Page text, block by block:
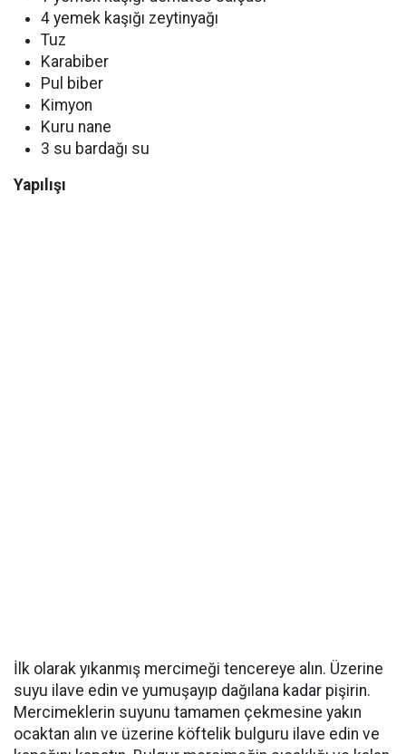
4 yemek kaşığı zeytinyağı
Tuz
Karabiber
Pul biber
Kimyon
Kuru nane
3 su bardağı su
Yapılışı
İlk olarak yıkanmış mercimeği tencereye alın. Üzerine
suyu ilave edin ve yumuşayıp dağılana kadar pişirin.
Mercimeklerin suyunu tamamen çekmesine yakın
ocaktan alın ve üzerine köftelik bulguru ilave edin ve